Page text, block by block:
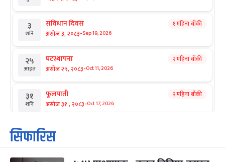
३
शनि
संविधान दिवस
असोज ३, २०८३-Sep 19, 2026
१ महिना बाँकी
२५
आइत
घटस्थापना
असोज २५, २०८३-Oct 11, 2026
२ महिना बाँकी
३१
शनि
फूलपाती
असोज ३१ , २०८३-Oct 17, 2026
२ महिना बाँकी
१
आइत
कार्तिक सङ्क्रान्ति
कार्तिक १, २०८३
सिफारिस